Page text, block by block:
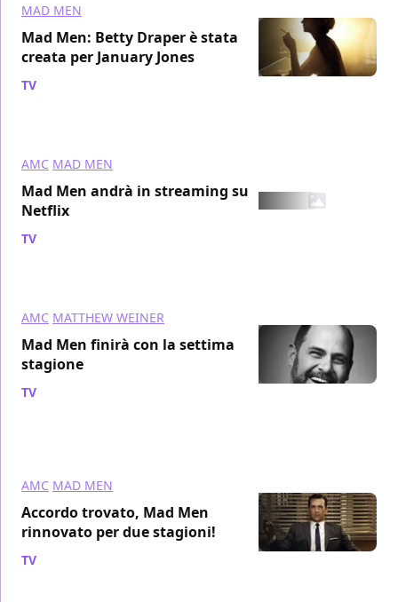
MAD MEN
Mad Men: Betty Draper è stata
creata per January Jones
TV
AMC MAD MEN
Mad Men andrà in streaming su
Netflix
TV
AMC MATTHEW WEINER
Mad Men finirà con la settima
stagione
TV
AMC MAD MEN
Accordo trovato, Mad Men
rinnovato per due stagioni!
TV